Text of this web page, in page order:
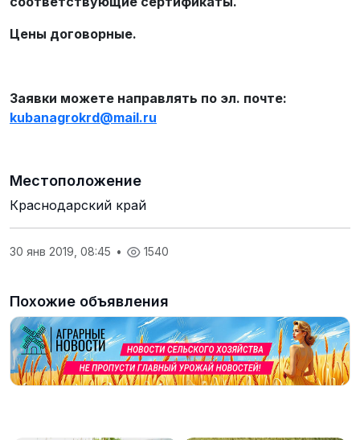
Цены договорные.
Заявки можете направлять по эл. почте:
kubanagrokrd@mail.ru
Местоположение
Краснодарский край
30 янв 2019, 08:45 • 1540
Похожие объявления